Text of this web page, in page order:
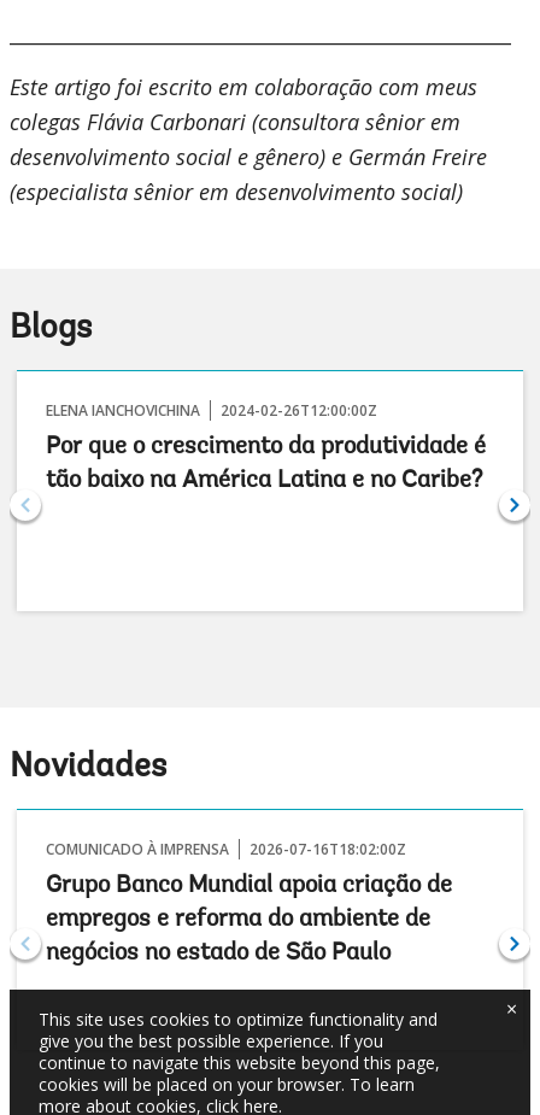
Este artigo foi escrito em colaboração com meus
colegas Flávia Carbonari (consultora sênior em
desenvolvimento social e gênero) e Germán Freire
(especialista sênior em desenvolvimento social)
Blogs
ELENA IANCHOVICHINA 2024-02-26T12:00:00Z
Por que o crescimento da produtividade é
tão baixo na América Latina e no Caribe?
Novidades
COMUNICADO À IMPRENSA 2026-07-16T18:02:00Z
Grupo Banco Mundial apoia criação de
empregos e reforma do ambiente de
negócios no estado de São Paulo
This site uses cookies to optimize functionality and
give you the best possible experience. If you
continue to navigate this website beyond this page,
cookies will be placed on your browser. To learn
more about cookies, click here.
×